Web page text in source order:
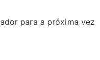
para a próxima vez